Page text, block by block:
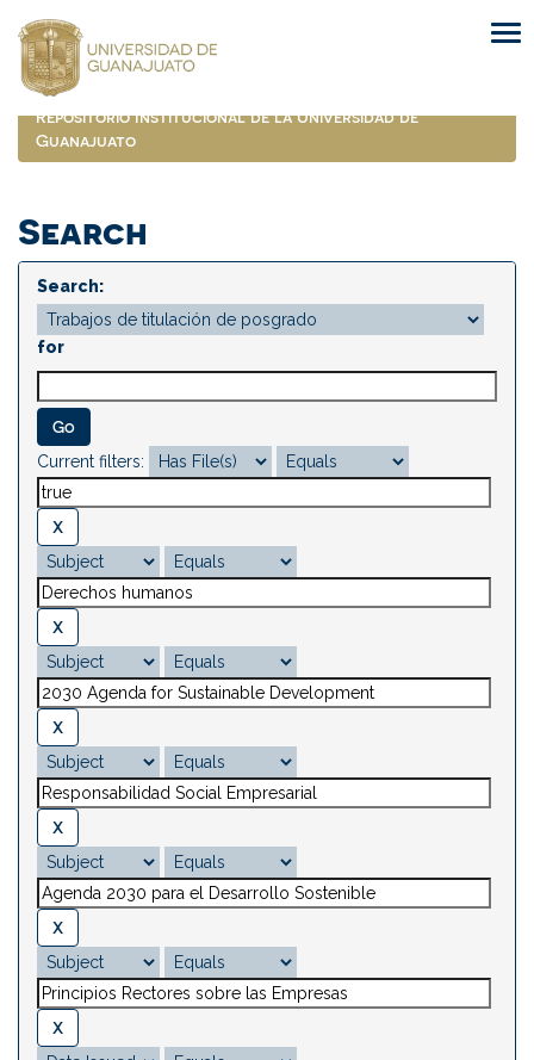
navigation
Repositorio Institucional de la Universidad de
Guanajuato
Search
Search:
for
Current filters: